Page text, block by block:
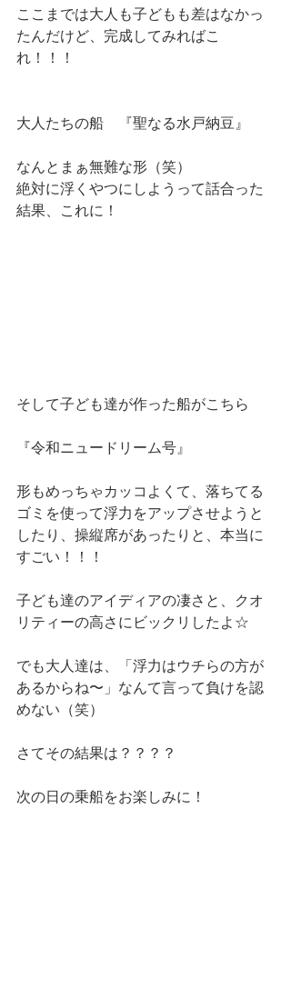
ここまでは大人も子どもも差はなかっ
たんだけど、完成してみればこ
れ！！！
大人たちの船　『聖なる水戸納豆』
なんとまぁ無難な形（笑）
絶対に浮くやつにしようって話合った
結果、これに！
そして子ども達が作った船がこちら
『令和ニュードリーム号』
形もめっちゃカッコよくて、落ちてる
ゴミを使って浮力をアップさせようと
したり、操縦席があったりと、本当に
すごい！！！
子ども達のアイディアの凄さと、クオ
リティーの高さにビックリしたよ☆
でも大人達は、「浮力はウチらの方が
あるからね〜」なんて言って負けを認
めない（笑）
さてその結果は？？？？
次の日の乗船をお楽しみに！